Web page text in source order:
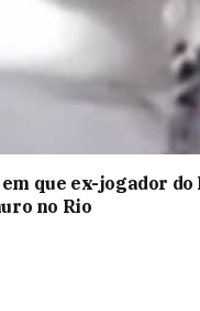
que ex-jogador do
no Rio